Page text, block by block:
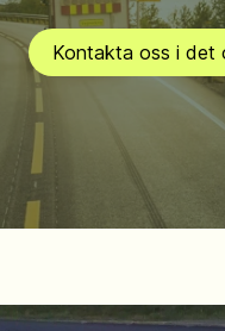
Kontakta oss i det